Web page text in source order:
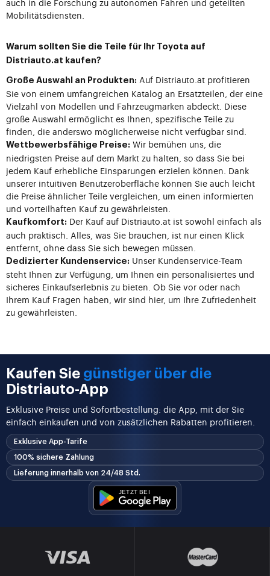
Mobilitätsdiensten.
Warum sollten Sie die Teile für Ihr Toyota auf
Distriauto.at kaufen?
Große Auswahl an Produkten: Auf Distriauto.at profitieren
Sie von einem umfangreichen Katalog an Ersatzteilen, der eine
Vielzahl von Modellen und Fahrzeugmarken abdeckt. Diese
große Auswahl ermöglicht es Ihnen, spezifische Teile zu
finden, die anderswo möglicherweise nicht verfügbar sind.
Wettbewerbsfähige Preise: Wir bemühen uns, die
niedrigsten Preise auf dem Markt zu halten, so dass Sie bei
jedem Kauf erhebliche Einsparungen erzielen können. Dank
unserer intuitiven Benutzeroberfläche können Sie auch leicht
die Preise ähnlicher Teile vergleichen, um einen informierten
und vorteilhaften Kauf zu gewährleisten.
Kaufkomfort: Der Kauf auf Distriauto.at ist sowohl einfach als
auch praktisch. Alles, was Sie brauchen, ist nur einen Klick
entfernt, ohne dass Sie sich bewegen müssen.
Dedizierter Kundenservice: Unser Kundenservice-Team
steht Ihnen zur Verfügung, um Ihnen ein personalisiertes und
sicheres Einkaufserlebnis zu bieten. Ob Sie vor oder nach
Ihrem Kauf Fragen haben, wir sind hier, um Ihre Zufriedenheit
zu gewährleisten.
Kaufen Sie günstiger über die
Distriauto-App
Exklusive Preise und Sofortbestellung: die App, mit der Sie
einfach einkaufen und von zusätzlichen Rabatten profitieren.
Exklusive App-Tarife
100% sichere Zahlung
Lieferung innerhalb von 24/48 Std.